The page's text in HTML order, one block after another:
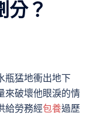
分？
瓶猛地衝出地下
來破壞他眼淚的情
給勞務經包養過歷